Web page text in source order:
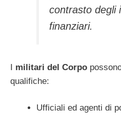
contrasto degli
finanziari.
I militari del Corpo
qualifiche:
Ufficiali ed agenti di